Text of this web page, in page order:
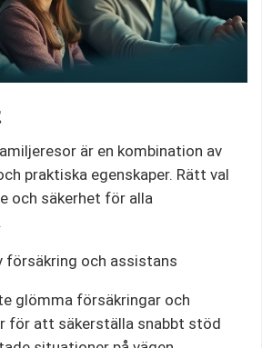
är en kombination av
praktiska egenskaper. Rätt val
och säkerhet för alla
och assistans
glömma försäkringar och
för att säkerställa snabbt stöd